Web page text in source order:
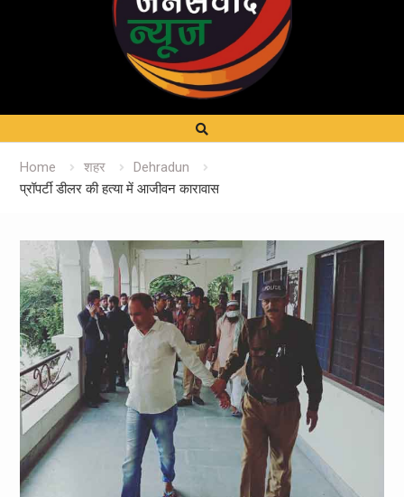
Home शहर
Dehradun
प्रॉपर्टी डीलर की हत्या में आजीवन कारावास